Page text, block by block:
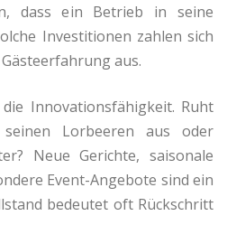
dass ein Betrieb in seine
Investitionen zahlen sich
aus.
Innovationsfähigkeit. Ruht
Lorbeeren aus oder
Neue Gerichte, saisonale
Event-Angebote sind ein
bedeutet oft Rückschritt